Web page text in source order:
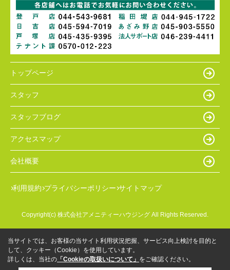
トップページ
スタッフ
スタッフブログ
アクセスマップ
会社概要
利用規約 プライバシーポリシー サイトマップ
Copyright(c) 株式会社アメニティーハウジング All Rights Reserved.
当サイトでは、お客様の当サイト利用状況把握、サービス向上検討を目的と
して、クッキー（Cookie）を使用しています。
詳しくは、当社の 「Cookieの取扱いについて」 をご確認ください。